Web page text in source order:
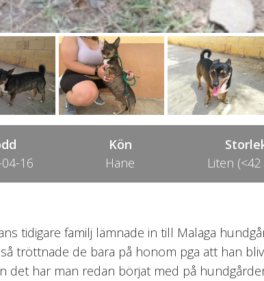
16
Kön
Hane
Liten
tidigare familj lämnade in till Malaga
tröttnade de bara på honom pga att han
det har man redan börjat med på